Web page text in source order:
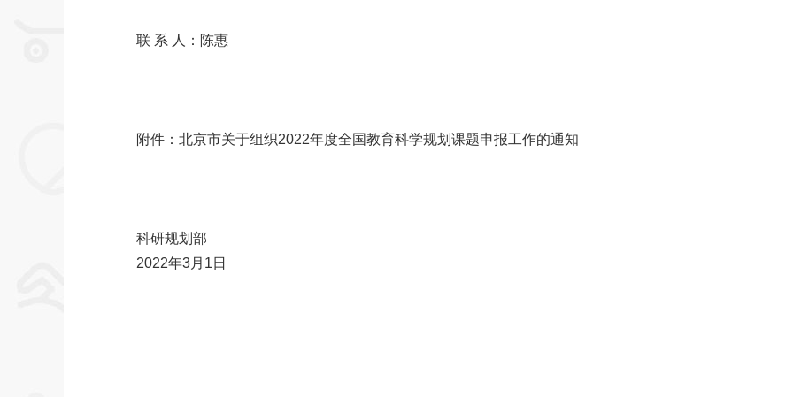
联 系 人：陈惠
附件：北京市关于组织2022年度全国教育科学规划课题申报工作的通知
科研规划部
2022年3月1日